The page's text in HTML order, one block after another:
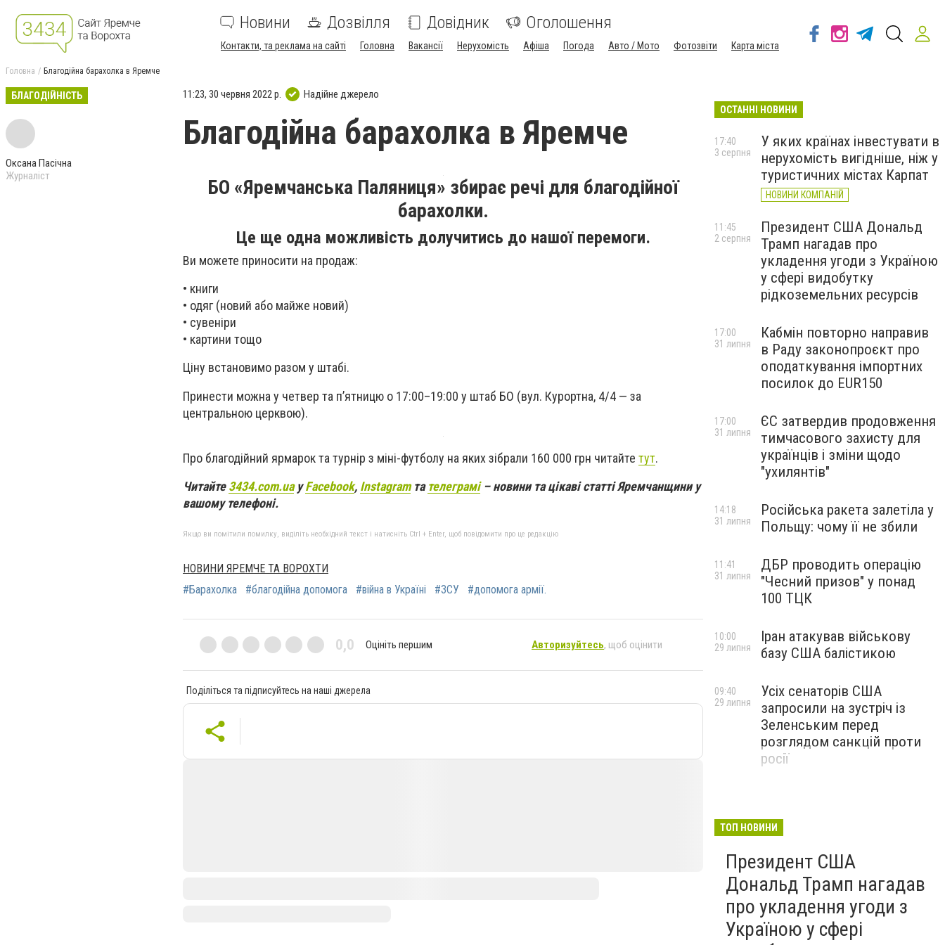
Новини Дозвілля Довідник Оголошення
Контакти, та реклама на сайті Головна Вакансії Нерухомість Афіша Погода Авто / Мото Фотозвіти Карта міста
Головна Благодійна барахолка в Яремче
БЛАГОДІЙНІСТЬ
Оксана Пасічна
Журналіст
11:23, 30 червня 2022 р. Надійне джерело
Благодійна барахолка в Яремче
БО «Яремчанська Паляниця» збирає речі для благодійної
барахолки.
Це ще одна можливість долучитись до нашої перемоги.
Ви можете приносити на продаж:
• книги
• одяг (новий або майже новий)
• сувеніри
• картини тощо
Ціну встановимо разом у штабі.
Принести можна у четвер та п’ятницю о 17:00–19:00 у штаб БО (вул. Курортна, 4/4 — за
центральною церквою).
Про благодійний ярмарок та турнір з міні-футболу на яких зібрали 160 000 грн читайте тут.
Читайте3434.com.uaуFacebook, Instagramтателеграмі– новини та цікаві статті Яремчанщини у
вашому телефоні.
Якщо ви помітили помилку, виділіть необхідний текст і натисніть Ctrl + Enter, щоб повідомити про це редакцію
НОВИНИ ЯРЕМЧЕ ТА ВОРОХТИ
#Барахолка
#благодійна допомога #війна в Україні #ЗСУ #допомога армії.
0,0 Оцініть першим Авторизуйтесь, щоб оцінити
Поділіться та підписуйтесь на наші джерела
ОСТАННІ НОВИНИ
У яких країнах інвестувати в
нерухомість вигідніше, ніж у
туристичних містах Карпат
НОВИНИ КОМПАНІЙ
17:40
3 серпня
Президент США Дональд
Трамп нагадав про
укладення угоди з Україною
у сфері видобутку
рідкоземельних ресурсів
11:45
2 серпня
Кабмін повторно направив
в Раду законопроєкт про
оподаткування імпортних
посилок до EUR150
17:00
31 липня
ЄС затвердив продовження
тимчасового захисту для
українців і зміни щодо
"ухилянтів"
17:00
31 липня
Російська ракета залетіла у
Польщу: чому її не збили
14:18
31 липня
ДБР проводить операцію
"Чесний призов" у понад
100 ТЦК
11:41
31 липня
Іран атакував військову
базу США балістикою
10:00
29 липня
Усіх сенаторів США
запросили на зустріч із
Зеленським перед
розглядом санкцій проти
росії
09:40
29 липня
ТОП НОВИНИ
Президент США
Дональд Трамп нагадав
про укладення угоди з
Україною у сфері